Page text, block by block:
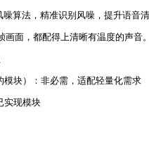
算法，精准识别风噪，提升语音
面，都配得上清晰有温度的声音。
模块）：非必需，适配轻量化需求
实现模块